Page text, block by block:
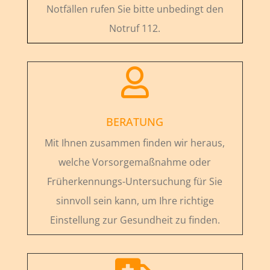
Notfällen rufen Sie bitte unbedingt den
Notruf 112.

BERATUNG
Mit Ihnen zusammen finden wir heraus,
welche Vorsorgemaßnahme oder
Früherkennungs-Untersuchung für Sie
sinnvoll sein kann, um Ihre richtige
Einstellung zur Gesundheit zu finden.